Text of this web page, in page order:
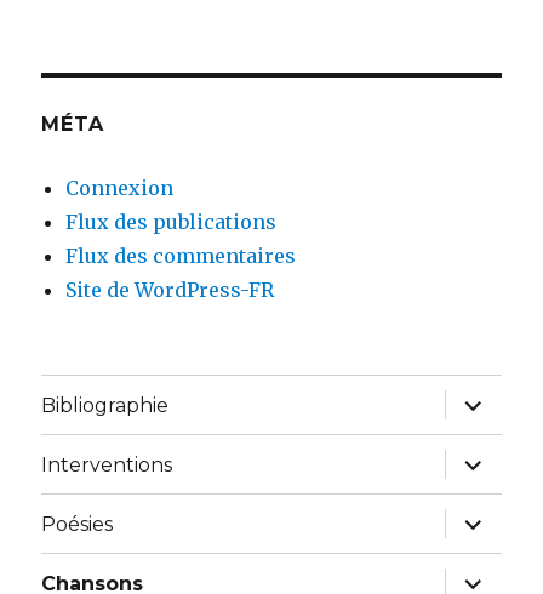
MÉTA
Connexion
Flux des publications
Flux des commentaires
Site de WordPress-FR
Bibliographie
ouvrir
le
sous-
menu
Interventions
ouvrir
le
sous-
menu
Poésies
ouvrir
le
sous-
menu
Chansons
ouvrir